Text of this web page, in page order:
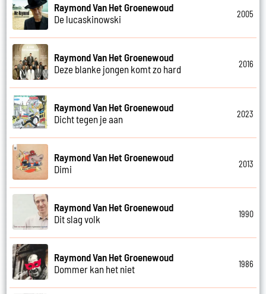
Raymond Van Het Groenewoud
De lucaskinowski
2005
Raymond Van Het Groenewoud
Deze blanke jongen komt zo hard
2016
Raymond Van Het Groenewoud
Dicht tegen je aan
2023
Raymond Van Het Groenewoud
Dimi
2013
Raymond Van Het Groenewoud
Dit slag volk
1990
Raymond Van Het Groenewoud
Dommer kan het niet
1986